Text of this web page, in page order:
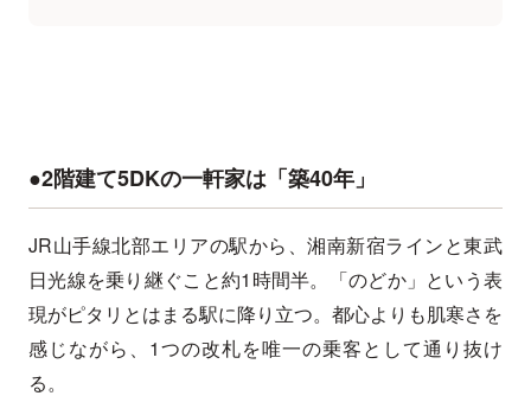
●2階建て5DKの一軒家は「築40年」
JR山手線北部エリアの駅から、湘南新宿ラインと東武
日光線を乗り継ぐこと約1時間半。「のどか」という表
現がピタリとはまる駅に降り立つ。都心よりも肌寒さを
感じながら、1つの改札を唯一の乗客として通り抜け
る。